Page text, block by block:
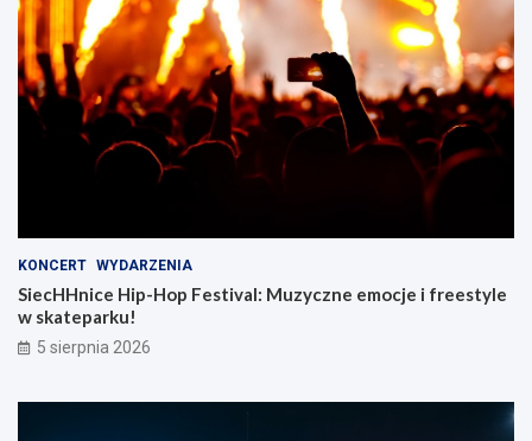
KONCERT WYDARZENIA
SiecHHnice Hip-Hop Festival: Muzyczne emocje i freestyle
w skateparku!
5 sierpnia 2026